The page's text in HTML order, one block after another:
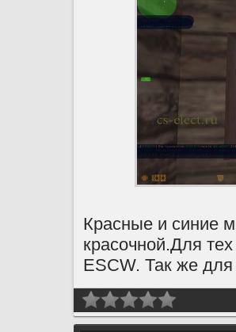
Красные и синие
красочной.Для
ESCW. Так же для